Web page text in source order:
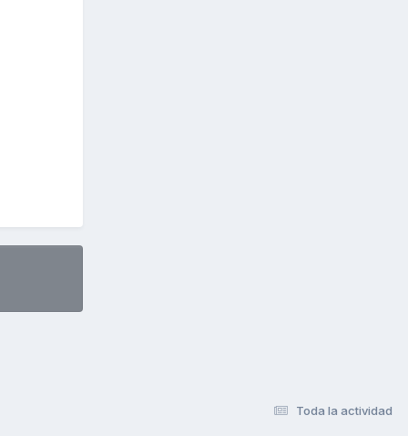
Toda la actividad